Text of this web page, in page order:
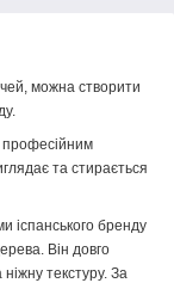
можна створити
професійним
та стирається
іспанського бренду
Він довго
текстуру. За